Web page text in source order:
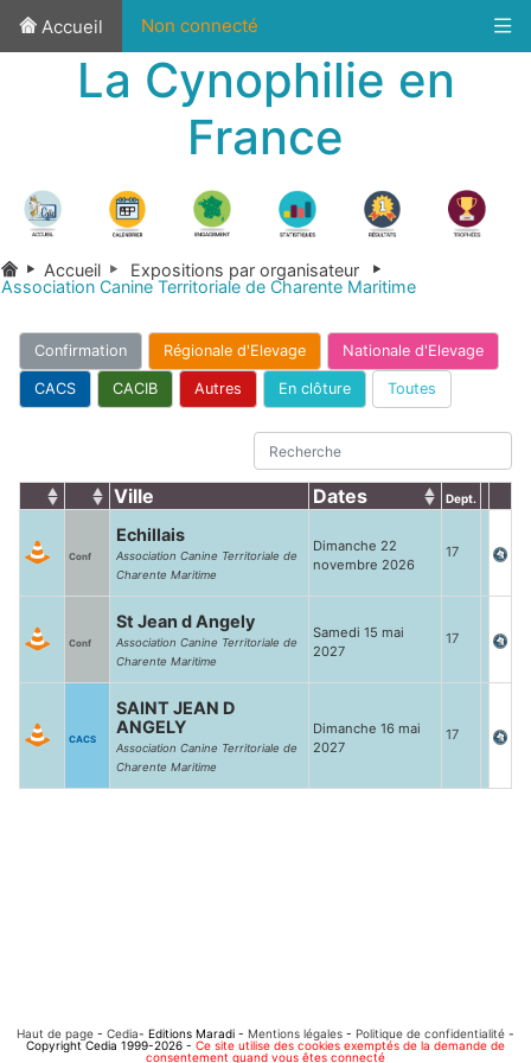
Accueil Non connecté
La Cynophilie en
France
Accueil
Expositions par organisateur
Association Canine Territoriale de Charente Maritime
Confirmation Régionale d'Elevage Nationale d'Elevage
CACS CACIB Autres En clôture Toutes
Ville Dates Dept.
Conf
Echillais
Association Canine Territoriale de
Charente Maritime
Dimanche 22
novembre 2026
17
Conf
St Jean d Angely
Association Canine Territoriale de
Charente Maritime
Samedi 15 mai
2027
17
CACS
SAINT JEAN D
ANGELY
Association Canine Territoriale de
Charente Maritime
Dimanche 16 mai
2027
17
Haut de page - Cedia- Editions Maradi - Mentions légales - Politique de confidentialité -
Copyright Cedia 1999-2026 - Ce site utilise des cookies exemptés de la demande de
consentement quand vous êtes connecté